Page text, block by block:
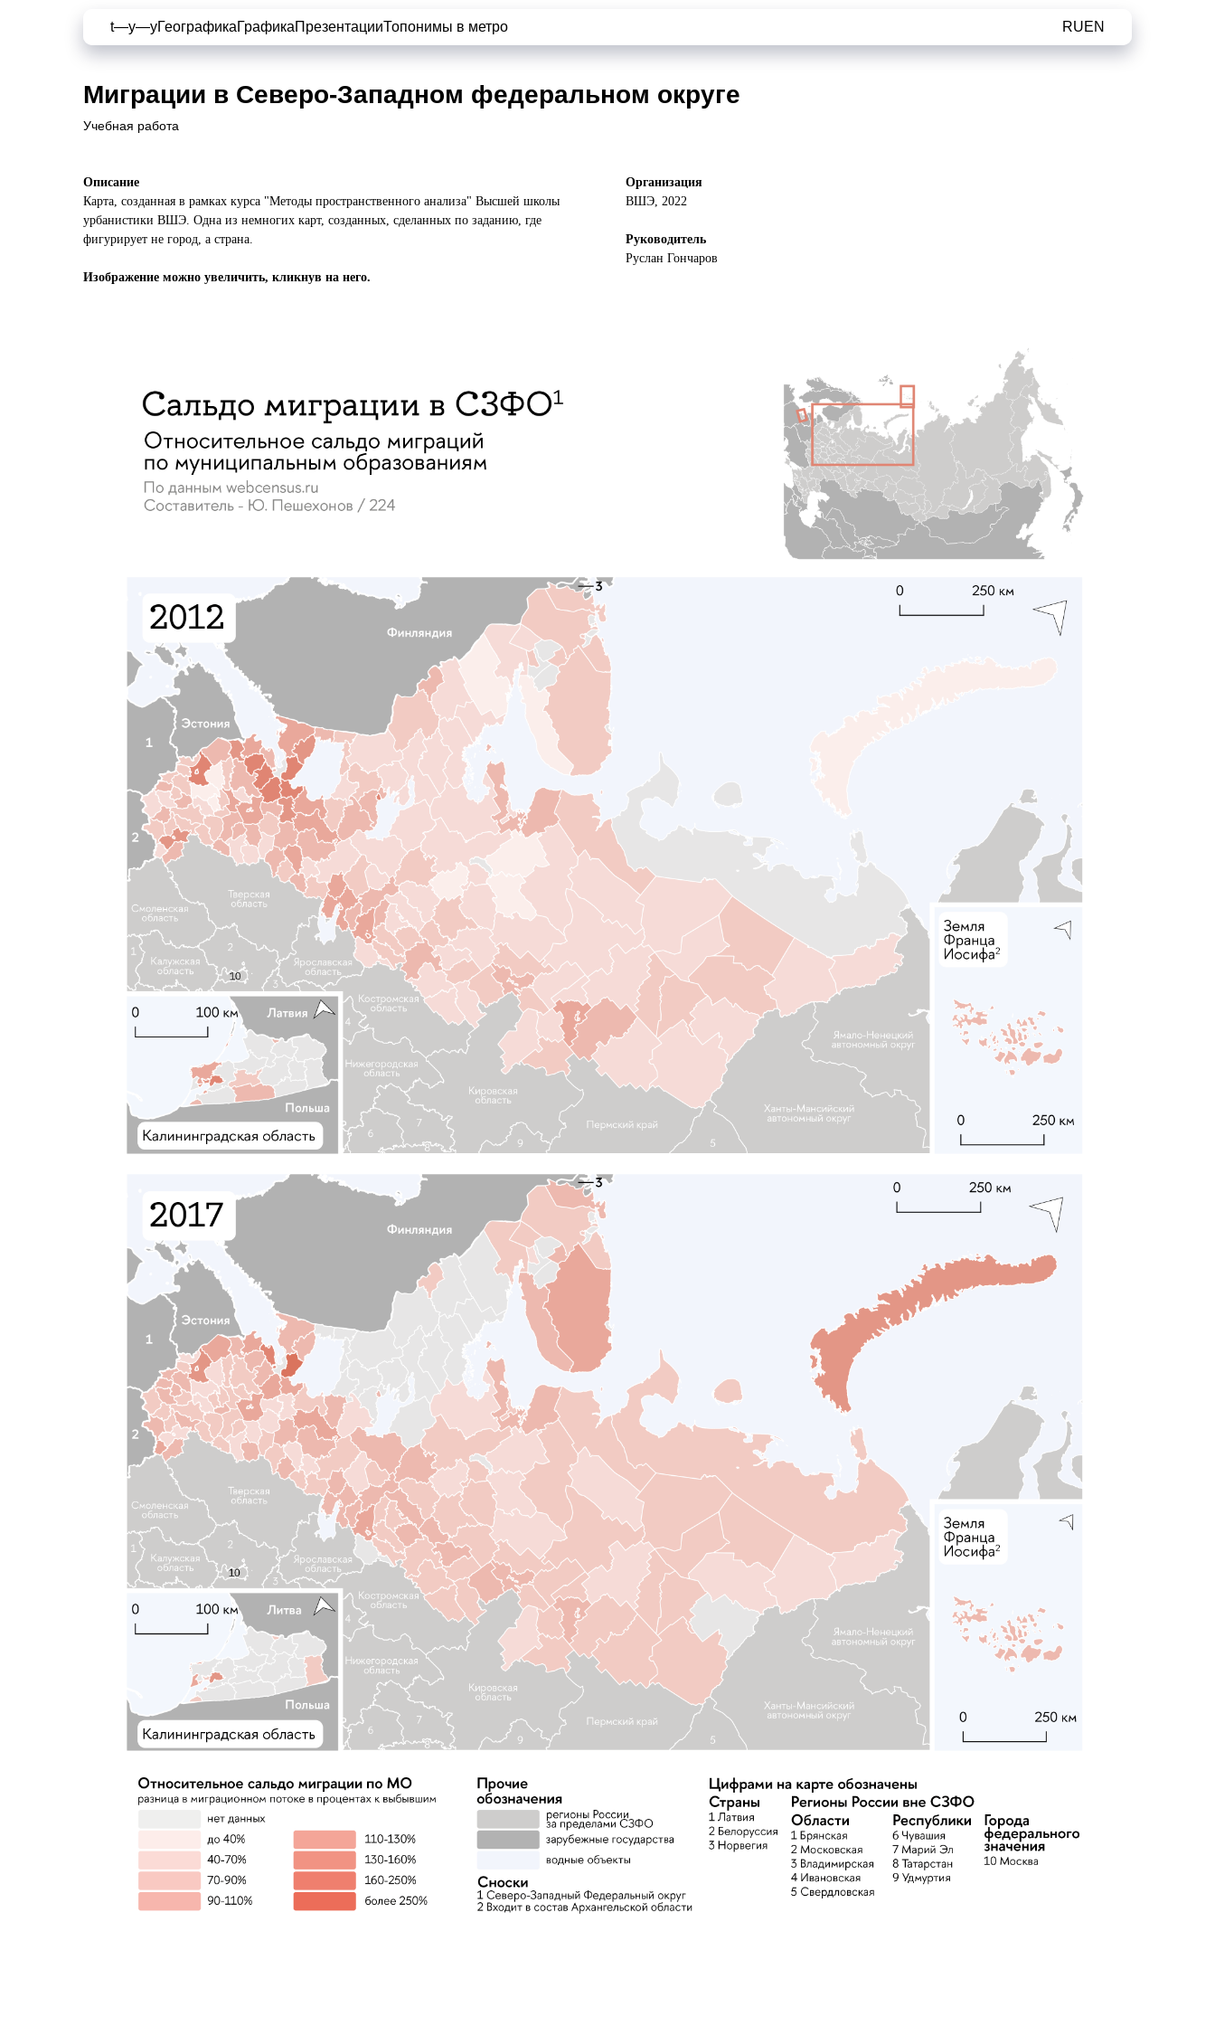
t—y—yГеографикаГрафикаПрезентацииТопонимы в метро RUEN
Миграции в Северо-Западном федеральном округе
Учебная работа
Описание
Карта, созданная в рамках курса "Методы пространственного анализа" Высшей школы
урбанистики ВШЭ. Одна из немногих карт, созданных, сделанных по заданию, где
фигурирует не город, а страна.
Изображение можно увеличить, кликнув на него.
Организация
ВШЭ, 2022
Руководитель
Руслан Гончаров